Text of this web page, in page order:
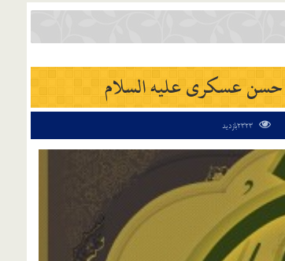
حسن عسکری علیه السلام